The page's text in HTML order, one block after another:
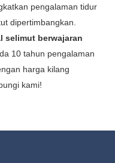
pengalaman tidur
dipertimbangkan.
selimut berwajaran
10 tahun pengalaman
harga kilang
kami!